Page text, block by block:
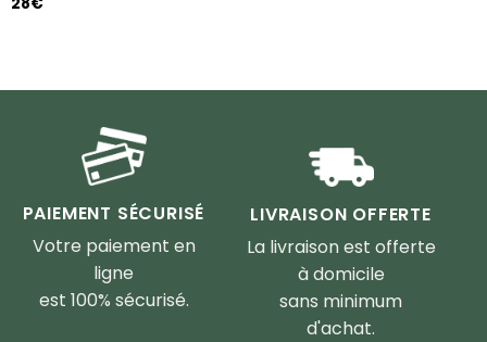
PAIEMENT SÉCURISÉ
Votre paiement en
ligne
est 100% sécurisé.
LIVRAISON OFFERTE
La livraison est offerte
à domicile
sans minimum
d'achat.